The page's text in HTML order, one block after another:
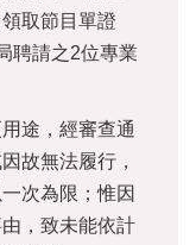
取節目單證
聘請之2位專業
途，經審查通
故無法履行，
次為限；惟因
，致未能依計